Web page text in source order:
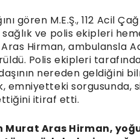
gören M.E.Ş., 112 Acil
ve polis ekipleri
Hirman, ambulansla
Polis ekipleri
nereden geldiğini
emniyetteki sorgusunda,
itiraf etti.
Aras Hirman,